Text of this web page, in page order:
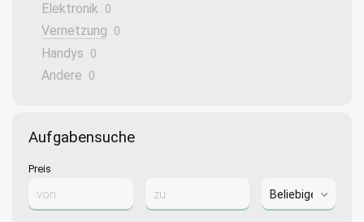
Elektronik 0
Vernetzung 0
Handys 0
Andere 0
Aufgabensuche
Preis